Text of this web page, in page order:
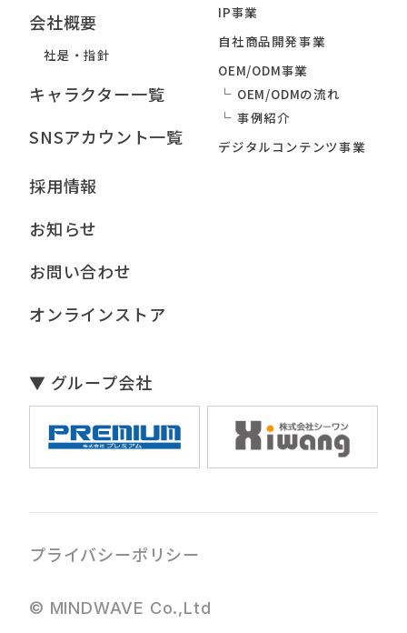
会社概要
社是・指針
キャラクター一覧
SNSアカウント一覧
IP事業
自社商品開発事業
OEM/ODM事業
OEM/ODMの流れ
事例紹介
デジタルコンテンツ事業
採用情報
お知らせ
お問い合わせ
オンラインストア
▼ グループ会社
プライバシーポリシー
© MINDWAVE Co.,Ltd